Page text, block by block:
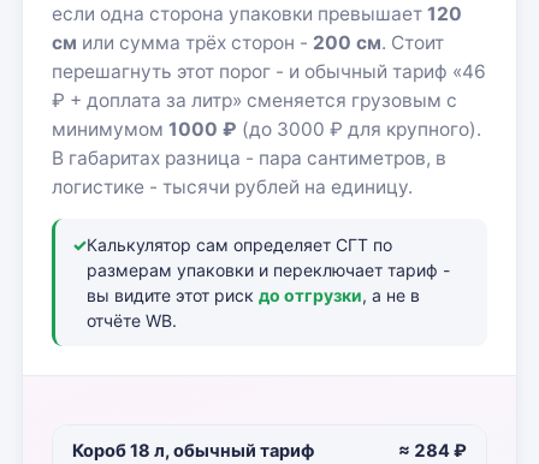
если одна сторона упаковки превышает 120
см или сумма трёх сторон - 200 см. Стоит
перешагнуть этот порог - и обычный тариф «46
₽ + доплата за литр» сменяется грузовым с
минимумом 1000 ₽ (до 3000 ₽ для крупного).
В габаритах разница - пара сантиметров, в
логистике - тысячи рублей на единицу.
✓Калькулятор сам определяет СГТ по
размерам упаковки и переключает тариф -
вы видите этот риск до отгрузки, а не в
отчёте WB.
Короб 18 л, обычный тариф ≈ 284 ₽